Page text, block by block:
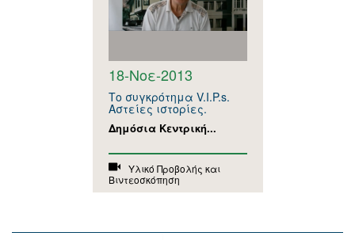
18-Νοε-2013
Το συγκρότημα V.I.P.s.
Αστείες ιστορίες.
Δημόσια Κεντρική...
Υλικό Προβολής και
Βιντεοσκόπηση